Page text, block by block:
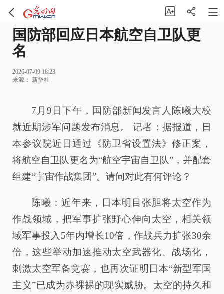
国防部回应日本航空自卫队更
名
2026-07-09 18:23
来源： 新华社
7月9日下午，国防部新闻发言人陈曦大校
就近期涉军问题发布消息。 记者：据报道，日
本参议院近日通过《防卫省设置法》修正案，
将航空自卫队更名为“航空宇宙自卫队”，并配套
组建“宇宙作战集团”。请问对此有何评论？
陈曦：近年来，日本明目张胆将太空作为
作战领域，把军事扩张野心伸向太空，相关领
域军事投入5年内增长10倍，作战兵力扩张30余
倍，这些举动加速推动太空武器化、战场化，
刺激太空军备竞赛，也再次证明日本“新型军国
主义”已成为赤裸裸的现实威胁。太空的持久和